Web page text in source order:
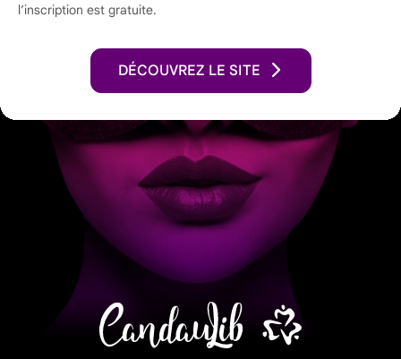
l’inscription est gratuite.
DÉCOUVREZ LE SITE